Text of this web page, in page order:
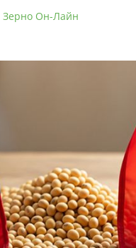
Зерно Он-Лайн